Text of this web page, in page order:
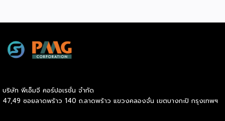
กรมพัฒนาธุรกิจการค้า กระทรวงพาณิชย์ เปิดเผยภายหลังเป็น
ประธานมอบประกาศนียบัตรแก่ผู้ประกอบการแฟรนไชส์ใน 2
กิจกรรมแรกเป็นการอบรมหลักสูตรการบริหารจัดการธุรกิจแฟรน
ไชส์ (DBD Franchise Program: DBD-FP) รุ่นที่ 29 ซึ่งเป็น
บริษัท พีเอ็มจี คอร์ปอเรชั่น จำกัด
47,49 ซอยลาดพร้าว 140 ถ.ลาดพร้าว แขวงคลองจั่น เขตบางกะปิ กรุงเทพฯ